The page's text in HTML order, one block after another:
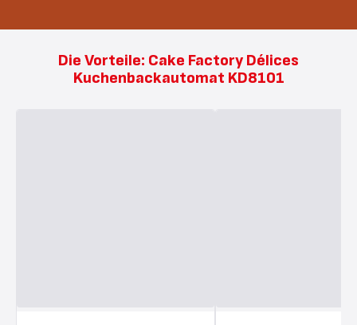
Die Vorteile: Cake Factory Délices
Kuchenbackautomat KD8101